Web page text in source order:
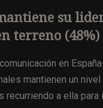
su
terreno (48%)
en
mantienen un
recurriendo a ella para